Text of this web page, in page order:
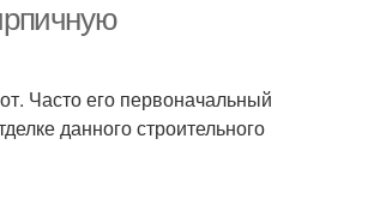
Часто его первоначальный
данного строительного